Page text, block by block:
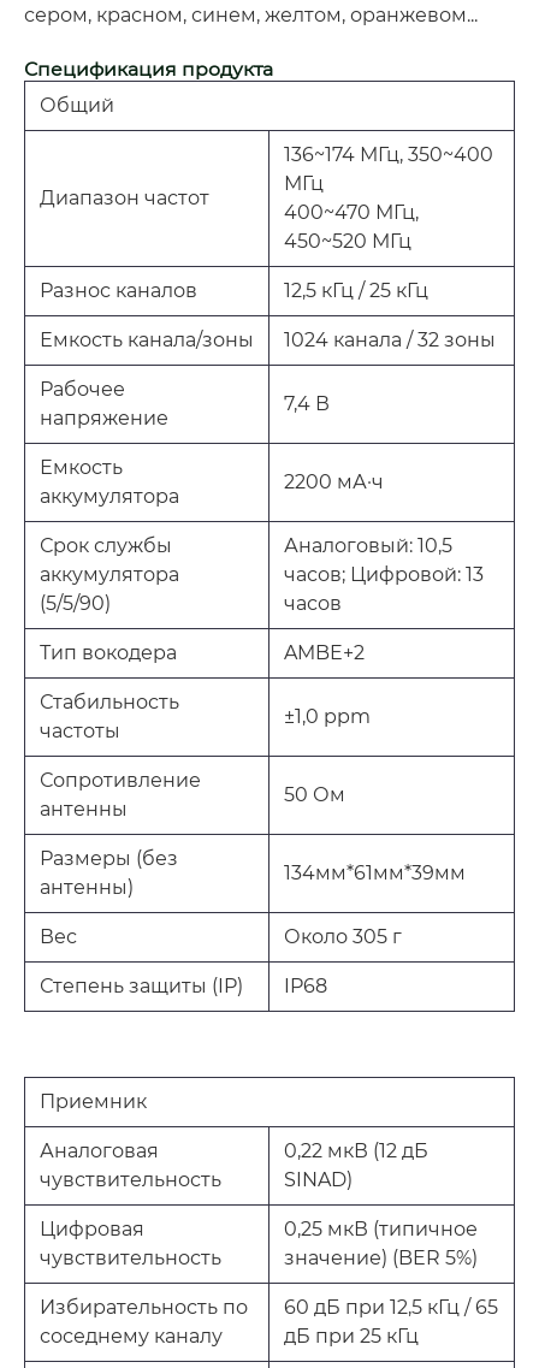
сером, красном, синем, желтом, оранжевом...
Спецификация продукта
Общий
Диапазон частот
136~174 МГц, 350~400
МГц
400~470 МГц,
450~520 МГц
Разнос каналов 12,5 кГц / 25 кГц
Емкость канала/зоны 1024 канала / 32 зоны
Рабочее
напряжение
7,4 В
Емкость
аккумулятора
2200 мА·ч
Срок службы
аккумулятора
(5/5/90)
Аналоговый: 10,5
часов; Цифровой: 13
часов
Тип вокодера AMBE+2
Стабильность
частоты
±1,0 ppm
Сопротивление
антенны
50 Ом
Размеры (без
антенны)
134мм*61мм*39мм
Вес Около 305 г
Степень защиты (IP) IP68
Приемник
Аналоговая
чувствительность
0,22 мкВ (12 дБ
SINAD)
Цифровая
чувствительность
0,25 мкВ (типичное
значение) (BER 5%)
Избирательность по
соседнему каналу
60 дБ при 12,5 кГц / 65
дБ при 25 кГц